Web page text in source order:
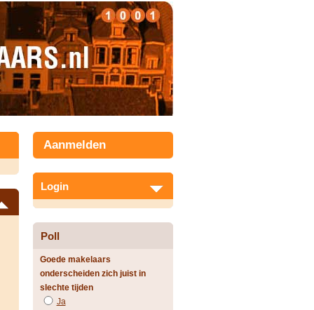
Aanmelden
Login
Poll
Goede makelaars
onderscheiden zich juist in
slechte tijden
Ja